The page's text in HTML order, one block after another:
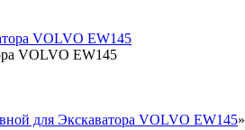
VOLVO EW145
для Экскаватора VOLVO EW145»